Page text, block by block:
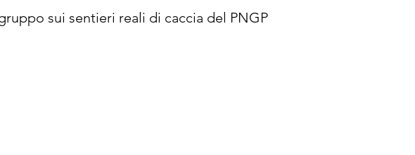
sui sentieri reali di caccia del PNGP